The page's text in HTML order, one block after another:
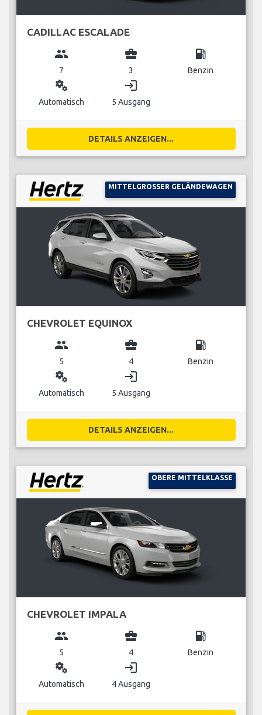
CADILLAC ESCALADE
group
7
business_center
3
local_gas_station
Benzin
miscellaneous_services
Automatisch
login
5 Ausgang
DETAILS ANZEIGEN...
MITTELGROSSER GELÄNDEWAGEN
CHEVROLET EQUINOX
group
5
business_center
4
local_gas_station
Benzin
miscellaneous_services
Automatisch
login
5 Ausgang
DETAILS ANZEIGEN...
OBERE MITTELKLASSE
CHEVROLET IMPALA
group
5
business_center
4
local_gas_station
Benzin
miscellaneous_services
Automatisch
login
4 Ausgang